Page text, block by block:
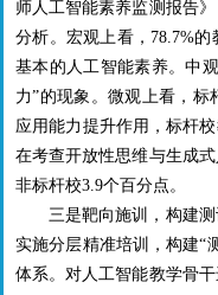
师人工智能素养监测报告
分析。宏观上看， 78.7%的
基本的人工智能素养。中
力”的现象。微观上看，
应用能力提升作用，标杆
在考查开放性思维与生成
非标杆校3.9个百分点。
三是靶向施训，构建
实施分层精准培训，构建
体系。对人工智能教学骨